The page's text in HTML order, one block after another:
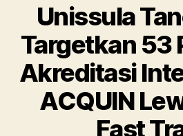
Unissula
Targetkan 53
Akreditasi
ACQUIN
Fast